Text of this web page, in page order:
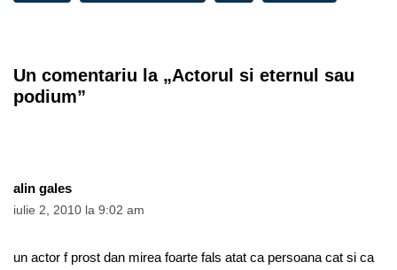
Un comentariu la „Actorul si eternul sau
podium”
alin gales
iulie 2, 2010 la 9:02 am
un actor f prost dan mirea foarte fals atat ca persoana cat si ca